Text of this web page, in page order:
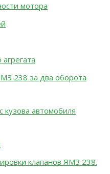
мотора
238 за два оборота
кузова автомобиля
клапанов ЯМЗ 238.